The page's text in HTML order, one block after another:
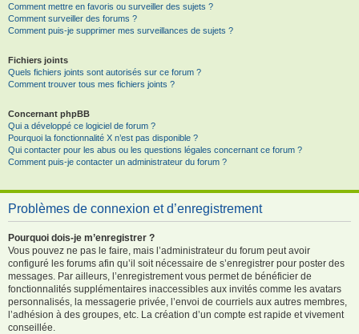
Comment mettre en favoris ou surveiller des sujets ?
Comment surveiller des forums ?
Comment puis-je supprimer mes surveillances de sujets ?
Fichiers joints
Quels fichiers joints sont autorisés sur ce forum ?
Comment trouver tous mes fichiers joints ?
Concernant phpBB
Qui a développé ce logiciel de forum ?
Pourquoi la fonctionnalité X n’est pas disponible ?
Qui contacter pour les abus ou les questions légales concernant ce forum ?
Comment puis-je contacter un administrateur du forum ?
Problèmes de connexion et d’enregistrement
Pourquoi dois-je m’enregistrer ?
Vous pouvez ne pas le faire, mais l’administrateur du forum peut avoir
configuré les forums afin qu’il soit nécessaire de s’enregistrer pour poster des
messages. Par ailleurs, l’enregistrement vous permet de bénéficier de
fonctionnalités supplémentaires inaccessibles aux invités comme les avatars
personnalisés, la messagerie privée, l’envoi de courriels aux autres membres,
l’adhésion à des groupes, etc. La création d’un compte est rapide et vivement
conseillée.